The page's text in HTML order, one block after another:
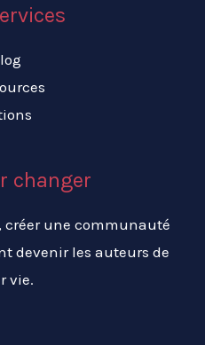
changer
créer une communauté
devenir les auteurs de
vie.